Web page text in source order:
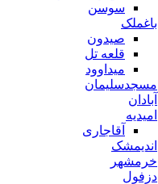
سوسن
باغملک
صیدون
قلعه تل
میداوود
مسجدسلیمان
آبادان
امیدیه
آقاجاری
اندیمشک
خرمشهر
دزفول